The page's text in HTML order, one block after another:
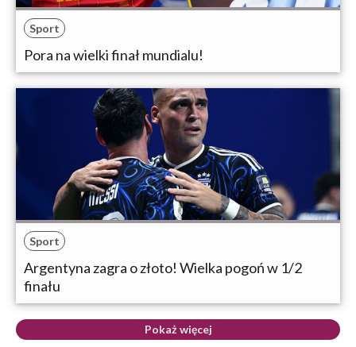
Sport
Pora na wielki finał mundialu!
Sport
Argentyna zagra o złoto! Wielka pogoń w 1/2
finału
Pokaż więcej